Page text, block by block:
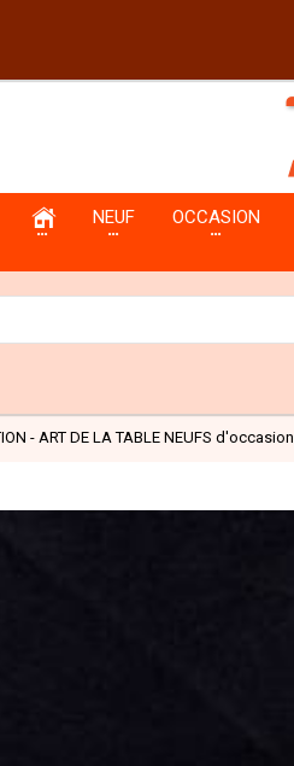
NEUF OCCASION
- ART DE LA TABLE NEUFS d'occasion